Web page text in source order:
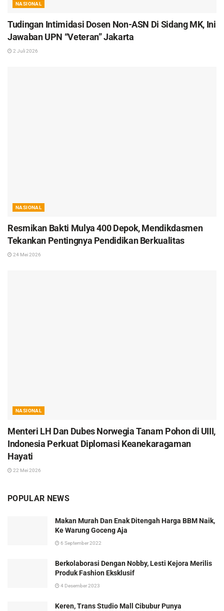
NASIONAL
Tudingan Intimidasi Dosen Non-ASN Di Sidang MK, Ini
Jawaban UPN “Veteran” Jakarta
2 Juli 2026
NASIONAL
Resmikan Bakti Mulya 400 Depok, Mendikdasmen
Tekankan Pentingnya Pendidikan Berkualitas
24 Mei 2026
NASIONAL
Menteri LH Dan Dubes Norwegia Tanam Pohon di UIII,
Indonesia Perkuat Diplomasi Keanekaragaman
Hayati
22 Mei 2026
POPULAR NEWS
Makan Murah Dan Enak Ditengah Harga BBM Naik,
Ke Warung Goceng Aja
6 September 2022
Berkolaborasi Dengan Nobby, Lesti Kejora Merilis
Produk Fashion Eksklusif
4 Desember 2023
Keren, Trans Studio Mall Cibubur Punya